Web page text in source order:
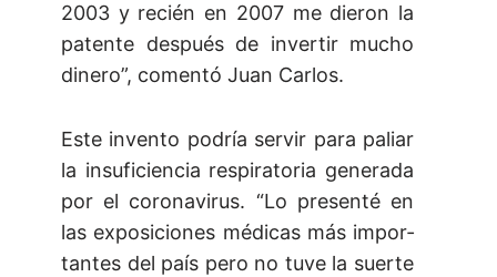
2003 y re­cién en 2007 me die­ron la
pa­ten­te des­pués de in­ver­tir mu­cho
di­ne­ro”, co­men­tó Juan Car­los.
Es­te in­ven­to po­dría ser­vir pa­ra pa­liar
la in­su­fi­cien­cia res­pi­ra­to­ria ge­ne­ra­da
por el co­ro­na­vi­rus. “Lo pre­sen­té en
las ex­po­si­cio­nes mé­di­cas más im­por­
tan­tes del pa­ís pe­ro no tu­ve la suer­te